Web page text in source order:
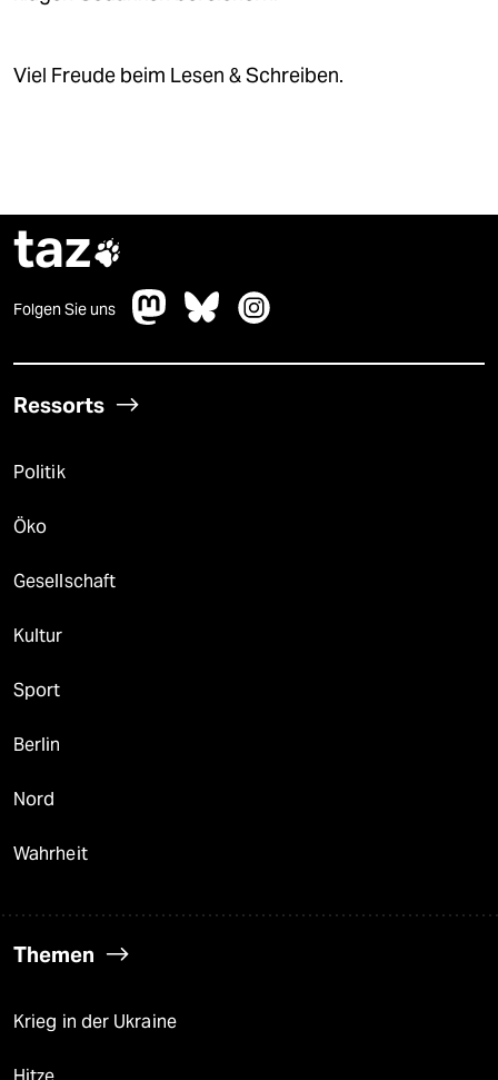
Viel Freude beim Lesen & Schreiben.
taz
Folgen Sie uns
Ressorts
Politik
Öko
Gesellschaft
Kultur
Sport
Berlin
Nord
Wahrheit
Themen
Krieg in der Ukraine